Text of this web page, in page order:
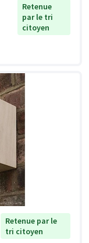
Retenue
par le tri
citoyen
Retenue par le
tri citoyen